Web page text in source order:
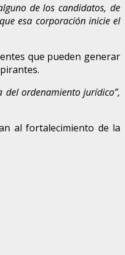
de los candidatos, de
esa corporación inicie el
que pueden generar
del ordenamiento jurídico”,
al fortalecimiento de la